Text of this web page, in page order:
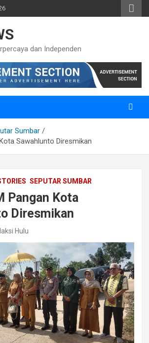
dan Independen
Sumbar
Sawahlunto Diresmikan
SEPUTAR SUMBAR
Pangan Kota
Diresmikan
Hulu